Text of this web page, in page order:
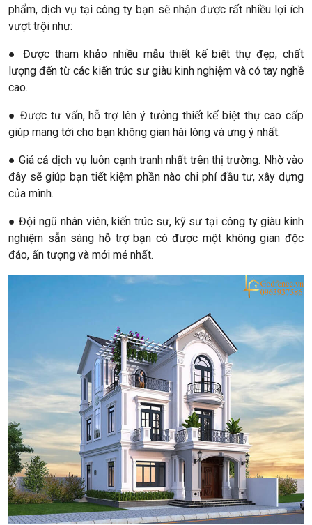
phẩm, dịch vụ tại công ty bạn sẽ nhận được rất nhiều lợi ích
vượt trội như:
● Được tham khảo nhiều mẫu thiết kế biệt thự đẹp, chất
lượng đến từ các kiến trúc sư giàu kinh nghiệm và có tay nghề
cao.
● Được tư vấn, hỗ trợ lên ý tưởng thiết kế biệt thự cao cấp
giúp mang tới cho bạn không gian hài lòng và ưng ý nhất.
● Giá cả dịch vụ luôn cạnh tranh nhất trên thị trường. Nhờ vào
đây sẽ giúp bạn tiết kiệm phần nào chi phí đầu tư, xây dựng
của mình.
● Đội ngũ nhân viên, kiến trúc sư, kỹ sư tại công ty giàu kinh
nghiệm sẵn sàng hỗ trợ bạn có được một không gian độc
đáo, ấn tượng và mới mẻ nhất.